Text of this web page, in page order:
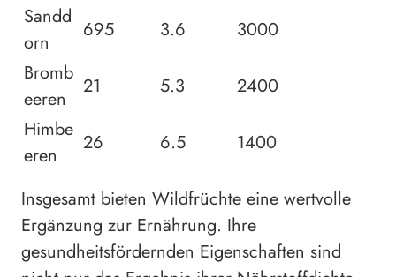
Sandd
orn
695 3.6
3000
Bromb
eeren
21 5.3
2400
Himbe
eren
26 6.5 1400
Insgesamt bieten Wildfrüchte eine wertvolle
Ergänzung zur Ernährung. Ihre
gesundheitsfördernden Eigenschaften sind